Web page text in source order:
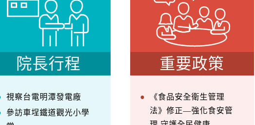
院長行程
視察台電明潭發電廠
參訪車埕鐵道觀光小學
重要政策
《食品安全衛生管理
法》修正—強化食安管